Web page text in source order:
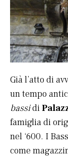
Già l’atto di
un tempo
bassidi
famiglia di
nel ‘600. I
come